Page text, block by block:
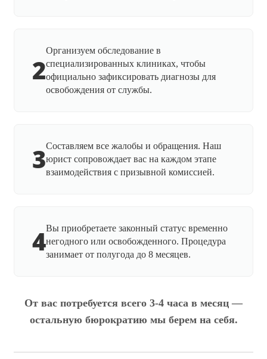
2
Организуем обследование в
специализированных клиниках, чтобы
официально зафиксировать диагнозы для
освобождения от службы.
3Составляем все жалобы и обращения. Наш
юрист сопровождает вас на каждом этапе
взаимодействия с призывной комиссией.
4Вы приобретаете законный статус временно
негодного или освобожденного. Процедура
занимает от полугода до 8 месяцев.
От вас потребуется всего 3-4 часа в месяц —
остальную бюрократию мы берем на себя.